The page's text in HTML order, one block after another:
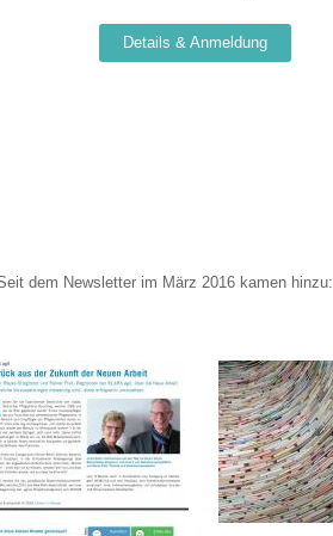
Details & Anmeldung
dem Newsletter im März 2016 kamen hinzu: